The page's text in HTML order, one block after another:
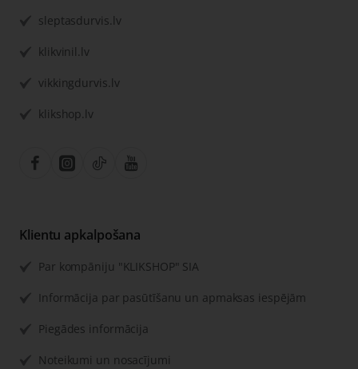
sleptasdurvis.lv
klikvinil.lv
vikkingdurvis.lv
klikshop.lv
Klientu apkalpošana
Par kompāniju "KLIKSHOP" SIA
Informācija par pasūtīšanu un apmaksas iespējām
Piegādes informācija
Noteikumi un nosacījumi